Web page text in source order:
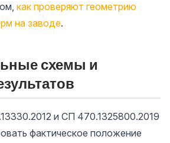
как проверяют геометрию
на заводе.
схемы и
и СП 470.1325800.2019
фактическое положение